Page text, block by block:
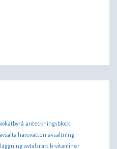
anteckningsblock
havsvatten avsaltning
avtalsrätt b-vitaminer